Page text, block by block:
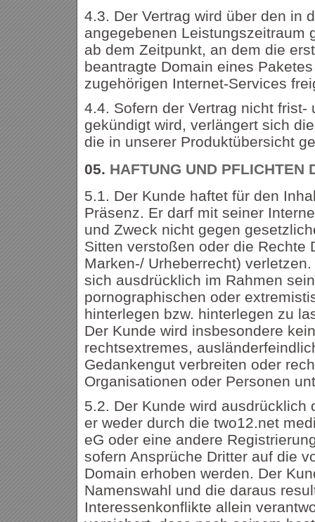
4.3. Der Vertrag wird über den in
angegebenen Leistungszeitraum
ab dem Zeitpunkt, an dem die
beantragte Domain eines
zugehörigen Internet-Services
4.4. Sofern der Vertrag nicht frist-
gekündigt wird, verlängert sich
die in unserer Produktübersicht
05. HAFTUNG UND PFLICHTEN
5.1. Der Kunde haftet für den
Präsenz. Er darf mit seiner
und Zweck nicht gegen
Sitten verstoßen oder die Rechte
Marken-/ Urheberrecht)
sich ausdrücklich im Rahmen
pornographischen oder
hinterlegen bzw. hinterlegen zu
Der Kunde wird insbesondere
rechtsextremes,
Gedankengut verbreiten oder
Organisationen oder Personen
5.2. Der Kunde wird ausdrücklich
er weder durch die two12.net
eG oder eine andere
sofern Ansprüche Dritter auf die
Domain erhoben werden. Der
Namenswahl und die daraus
Interessenkonflikte allein